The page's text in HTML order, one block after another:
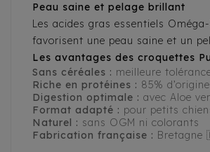
Peau saine et pelage brillant
Les acides gras essentiels
favorisent une peau saine et un
Les avantages des croquettes
Sans céréales : meilleure
Riche en protéines : 85%
Digestion optimale : avec Aloe
Format adapté : pour petits
Naturel : sans OGM ni colorants
Fabrication française :